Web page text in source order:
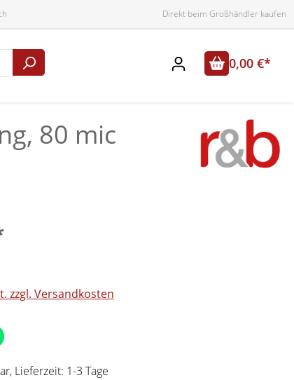
Direkt beim Großhändler kaufen
0,00 €*
80 mic
zzgl. Versandkosten
Lieferzeit: 1-3 Tage